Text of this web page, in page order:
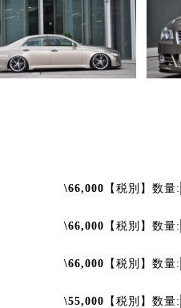
\66,000 【税別】 数量:
\66,000 【税別】 数量:
\66,000 【税別】 数量:
\55,000 【税別】 数量: